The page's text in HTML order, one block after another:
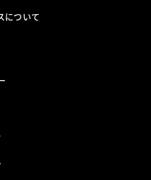
について